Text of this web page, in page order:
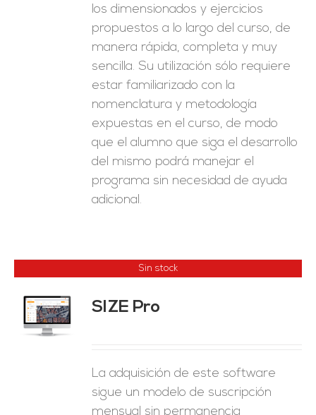
los dimensionados y ejercicios
propuestos a lo largo del curso, de
manera rápida, completa y muy
sencilla. Su utilización sólo requiere
estar familiarizado con la
nomenclatura y metodología
expuestas en el curso, de modo
que el alumno que siga el desarrollo
del mismo podrá manejar el
programa sin necesidad de ayuda
adicional.
Sin stock
SIZE Pro
La adquisición de este software
sigue un modelo de suscripción
mensual sin permanencia